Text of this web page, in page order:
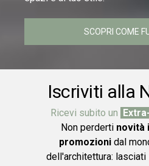
SCOPRI COME
Iscriviti alla
Ricevi subito un
Non perderti novità
promozioni dal
dell'architettura: lasciati